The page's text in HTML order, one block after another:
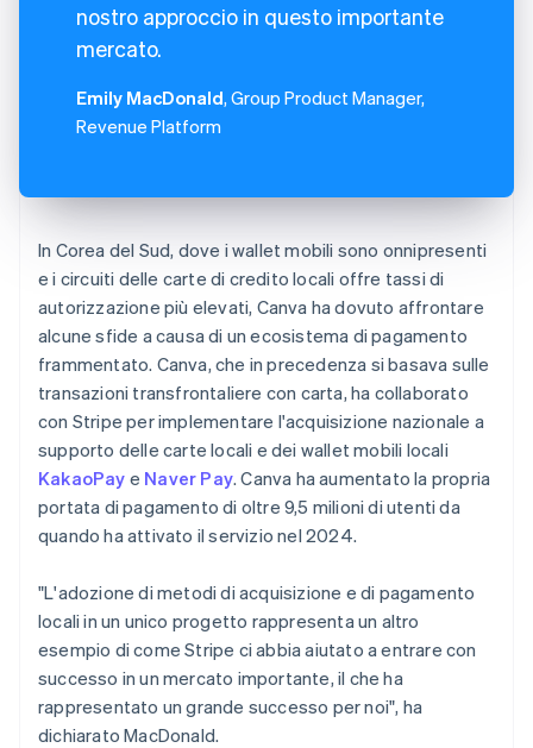
nostro approccio in questo importante
mercato.
Emily MacDonald, Group Product Manager,
Revenue Platform
In Corea del Sud, dove i wallet mobili sono onnipresenti
e i circuiti delle carte di credito locali offre tassi di
autorizzazione più elevati, Canva ha dovuto affrontare
alcune sfide a causa di un ecosistema di pagamento
frammentato. Canva, che in precedenza si basava sulle
transazioni transfrontaliere con carta, ha collaborato
con Stripe per implementare l'acquisizione nazionale a
supporto delle carte locali e dei wallet mobili locali
KakaoPay e Naver Pay. Canva ha aumentato la propria
portata di pagamento di oltre 9,5 milioni di utenti da
quando ha attivato il servizio nel 2024.
"L'adozione di metodi di acquisizione e di pagamento
locali in un unico progetto rappresenta un altro
esempio di come Stripe ci abbia aiutato a entrare con
successo in un mercato importante, il che ha
rappresentato un grande successo per noi", ha
dichiarato MacDonald.